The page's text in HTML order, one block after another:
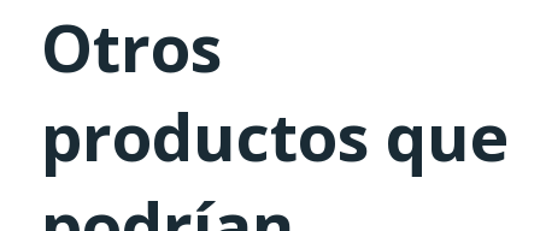
Otros
productos que